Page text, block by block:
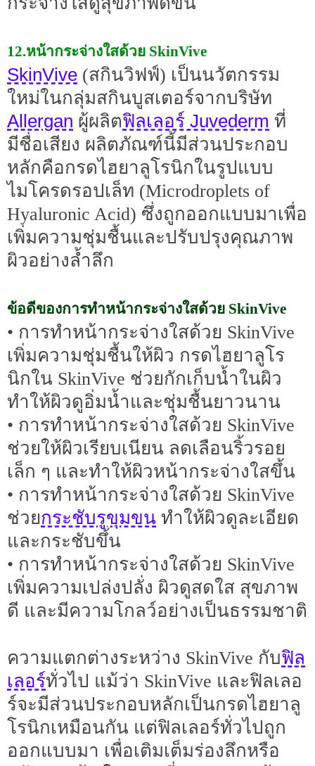
12.หน้ากระจ่างใสด้วย SkinVive
SkinVive (สกินวิฟฟ์) เป็นนวัตกรรม
ใหม่ในกลุ่มสกินบูสเตอร์จากบริษัท
Allergan ผู้ผลิตฟิลเลอร์ Juvederm ที่
มีชื่อเสียง ผลิตภัณฑ์นี้มีส่วนประกอบ
หลักคือกรดไฮยาลูโรนิกในรูปแบบ
ไมโครดรอปเล็ท (Microdroplets of
Hyaluronic Acid) ซึ่งถูกออกแบบมาเพื่อ
เพิ่มความชุ่มชื้นและปรับปรุงคุณภาพ
ผิวอย่างล้ำลึก
ข้อดีของการทำหน้ากระจ่างใสด้วย SkinVive
• การทำหน้ากระจ่างใสด้วย SkinVive
เพิ่มความชุ่มชื้นให้ผิว กรดไฮยาลูโร
นิกใน SkinVive ช่วยกักเก็บน้ำในผิว
ทำให้ผิวดูอิ่มน้ำและชุ่มชื้นยาวนาน
• การทำหน้ากระจ่างใสด้วย SkinVive
ช่วยให้ผิวเรียบเนียน ลดเลือนริ้วรอย
เล็ก ๆ และทำให้ผิวหน้ากระจ่างใสขึ้น
• การทำหน้ากระจ่างใสด้วย SkinVive
ช่วยกระชับรูขุมขน ทำให้ผิวดูละเอียด
และกระชับขึ้น
• การทำหน้ากระจ่างใสด้วย SkinVive
เพิ่มความเปล่งปลั่ง ผิวดูสดใส สุขภาพ
ดี และมีความโกลว์อย่างเป็นธรรมชาติ
ความแตกต่างระหว่าง SkinVive กับฟิล
เลอร์ทั่วไป แม้ว่า SkinVive และฟิลเลอ
ร์จะมีส่วนประกอบหลักเป็นกรดไฮยาลู
โรนิกเหมือนกัน แต่ฟิลเลอร์ทั่วไปถูก
ออกแบบมา เพื่อเติมเต็มร่องลึกหรือ